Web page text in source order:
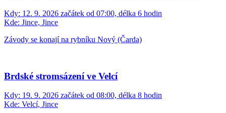
Kdy: 12. 9. 2026 začátek od 07:00, délka 6 hodin
Kde: Jince, Jince
Závody se konají na rybníku Nový (Čarda)
Brdské stromsázení ve Velcí
Kdy: 19. 9. 2026 začátek od 08:00, délka 8 hodin
Kde: Velcí, Jince